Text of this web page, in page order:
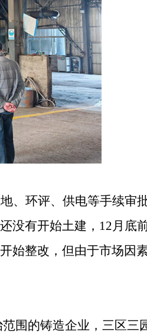
、环评、供电等手续审
没有开始土建， 12月底
始整改，但由于市场因
围的铸造企业，三区三